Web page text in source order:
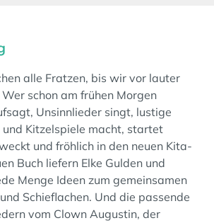
alle Fratzen, bis wir vor lauter
schon am frühen Morgen
Unsinnlieder singt, lustige
und Kitzelspiele macht, startet
und fröhlich in den neuen Kita-
Buch liefern Elke Gulden und
Menge Ideen zum gemeinsamen
Schieflachen. Und die passende
vom Clown Augustin, der